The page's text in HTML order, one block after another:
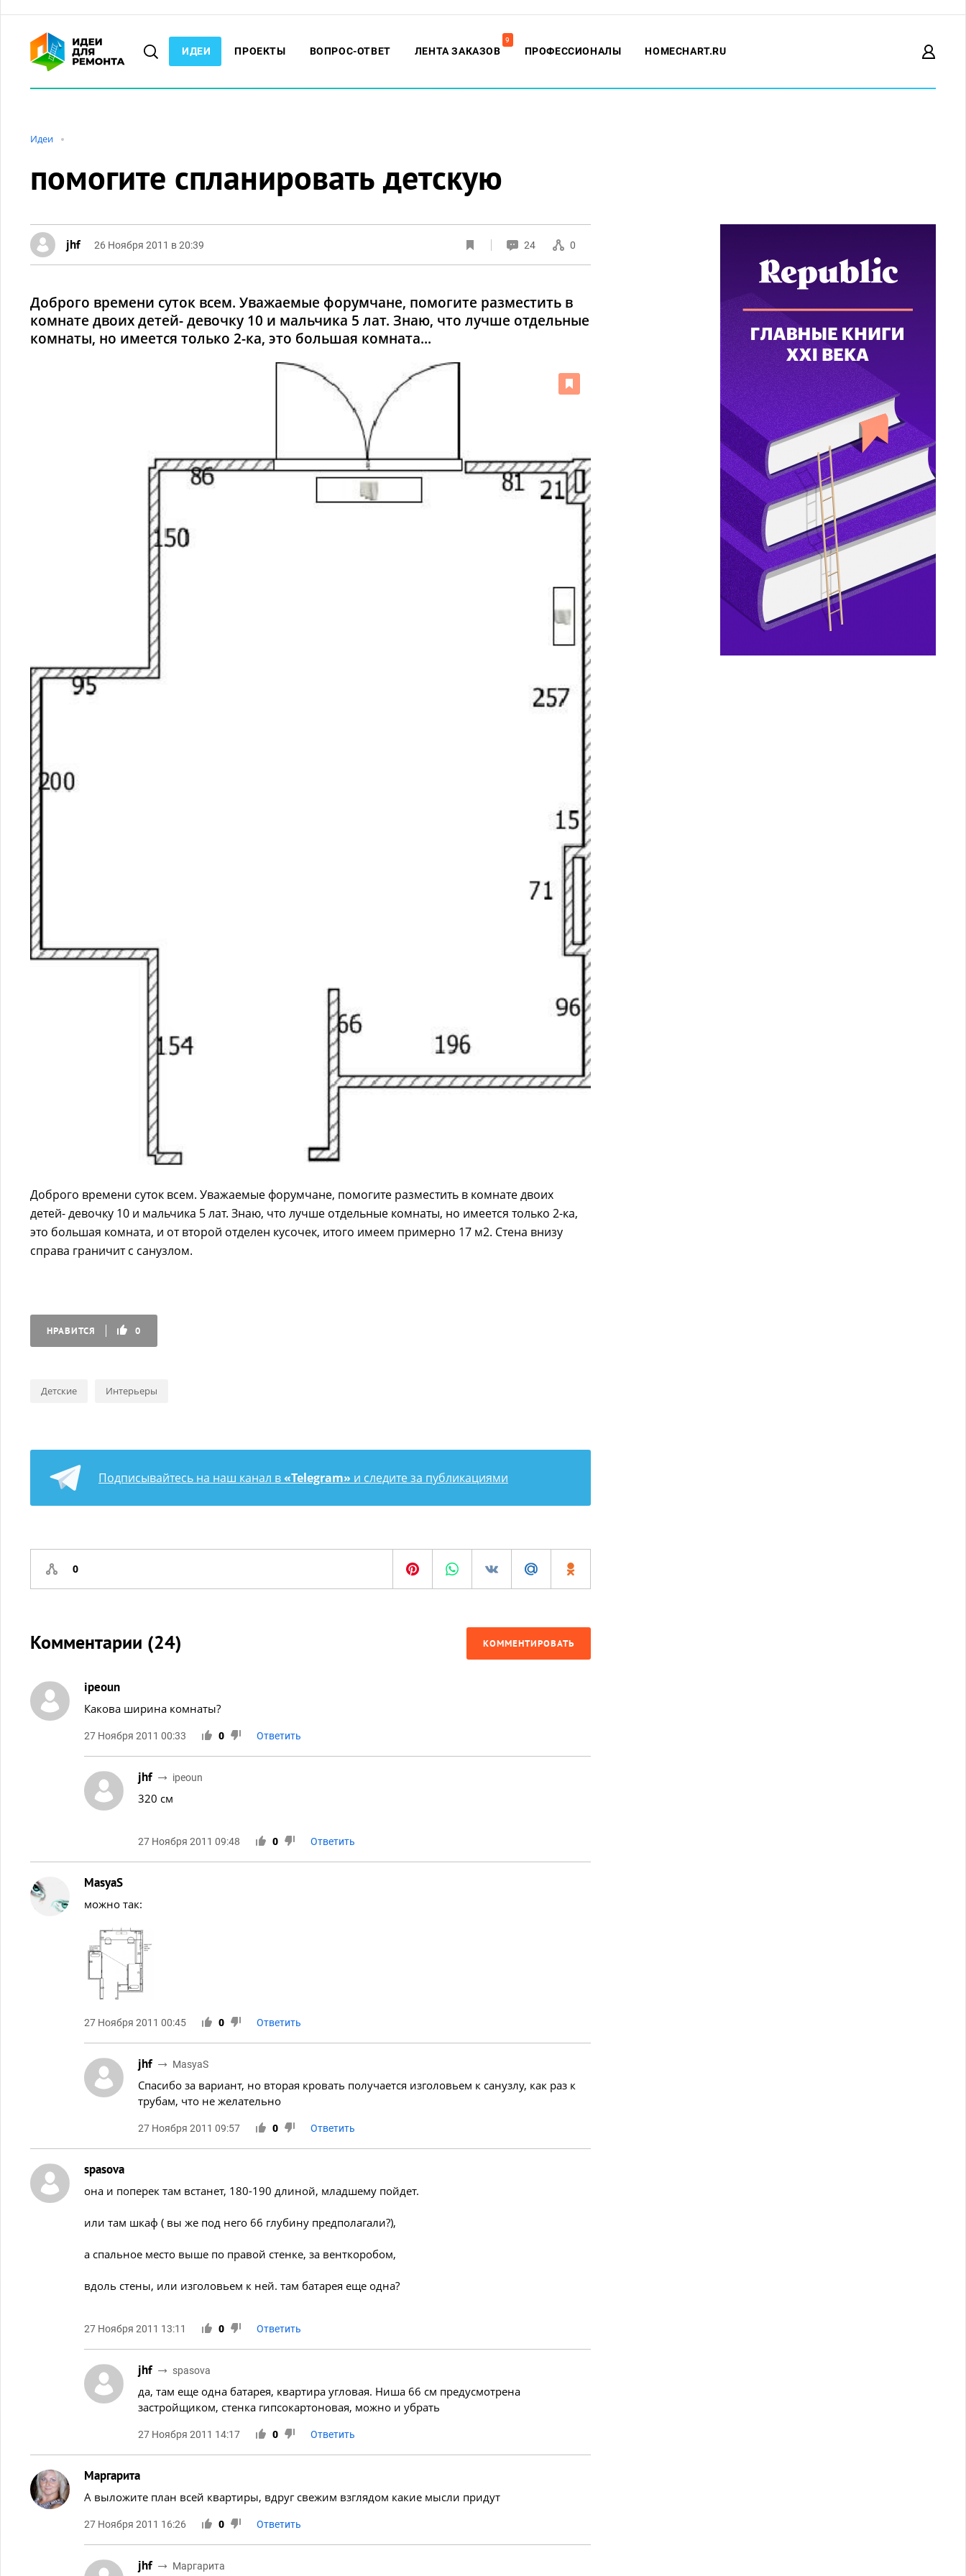
ИДЕИ ПРОЕКТЫ ВОПРОС-ОТВЕТ ЛЕНТА ЗАКАЗОВ
9
ПРОФЕССИОНАЛЫ HOMECHART.RU
Идеи
помогите спланировать детскую
jhf 26 Ноября 2011 в 20:39 24 0
Доброго времени суток всем. Уважаемые форумчане, помогите разместить в
комнате двоих детей- девочку 10 и мальчика 5 лат. Знаю, что лучше отдельные
комнаты, но имеется только 2-ка, это большая комната...
Доброго времени суток всем. Уважаемые форумчане, помогите разместить в комнате двоих
детей- девочку 10 и мальчика 5 лат. Знаю, что лучше отдельные комнаты, но имеется только 2-ка,
это большая комната, и от второй отделен кусочек, итого имеем примерно 17 м2. Стена внизу
справа граничит с санузлом.
НРАВИТСЯ 0
Детские Интерьеры
Подписывайтесь на наш канал в«Telegram» и следите за публикациями
0
Комментарии (24) КОММЕНТИРОВАТЬ
ipeoun
Какова ширина комнаты?
27 Ноября 2011 00:33 0 Ответить
jhf ipeoun
320 см
27 Ноября 2011 09:48 0 Ответить
MasyaS
можно так:
27 Ноября 2011 00:45 0 Ответить
jhf MasyaS
Спасибо за вариант, но вторая кровать получается изголовьем к санузлу, как раз к
трубам, что не желательно
27 Ноября 2011 09:57 0 Ответить
spasova
она и поперек там встанет, 180-190 длиной, младшему пойдет.
или там шкаф ( вы же под него 66 глубину предполагали?),
а спальное место выше по правой стенке, за венткоробом,
вдоль стены, или изголовьем к ней. там батарея еще одна?
27 Ноября 2011 13:11 0 Ответить
jhf spasova
да, там еще одна батарея, квартира угловая. Ниша 66 см предусмотрена
застройщиком, стенка гипсокартоновая, можно и убрать
27 Ноября 2011 14:17 0 Ответить
Маргарита
А выложите план всей квартиры, вдруг свежим взглядом какие мысли придут
27 Ноября 2011 16:26 0 Ответить
jhf Маргарита